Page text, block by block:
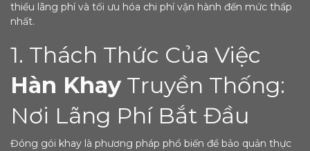
thiểu lãng phí và tối ưu hóa chi phí vận hành đến mức thấp
nhất.
1. Thách Thức Của Việc
Hàn KhayTruyền Thống:
Nơi Lãng Phí Bắt Đầu
Đóng gói khay là phương pháp phổ biến để bảo quản thực